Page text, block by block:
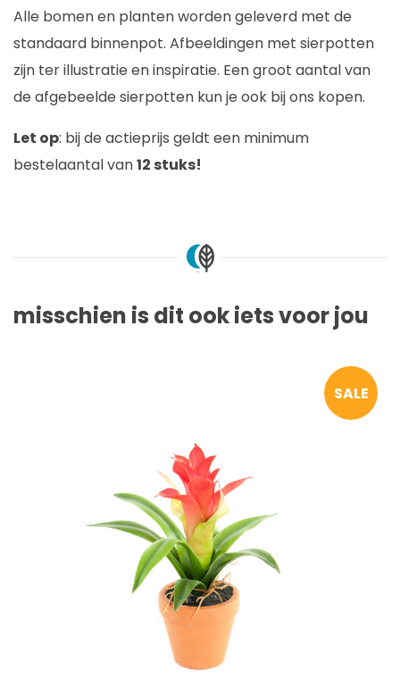
Alle bomen en planten worden geleverd met de
standaard binnenpot. Afbeeldingen met sierpotten
zijn ter illustratie en inspiratie. Een groot aantal van
de afgebeelde sierpotten kun je ook bij ons kopen.
Let op: bij de actieprijs geldt een minimum
bestelaantal van12 stuks!
misschien is dit ook iets voor jou
SALE